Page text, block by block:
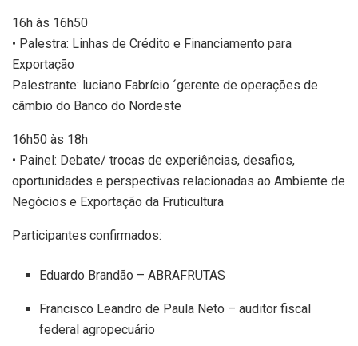
16h às 16h50
• Palestra: Linhas de Crédito e Financiamento para
Exportação
Palestrante: luciano Fabrício ´gerente de operações de
câmbio do Banco do Nordeste
16h50 às 18h
• Painel: Debate/ trocas de experiências, desafios,
oportunidades e perspectivas relacionadas ao Ambiente de
Negócios e Exportação da Fruticultura
Participantes confirmados:
Eduardo Brandão – ABRAFRUTAS
Francisco Leandro de Paula Neto – auditor fiscal
federal agropecuário